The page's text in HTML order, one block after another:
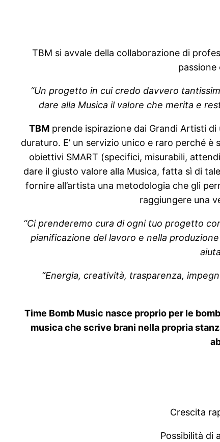
TBM si avvale della collaborazione di
passione
“Un progetto in cui credo davvero
dare alla Musica il valore che merita e
TBMprende ispirazione dai Grandi Artisti
duraturo. E’ un servizio unico e raro perché
obiettivi SMART (specifici, misurabili,
dare il giusto valore alla Musica, fatta sì di
fornire all’artista una metodologia che gli
raggiungere una
“Ci prenderemo cura di ogni tuo progetto
pianificazione del lavoro e nella
“Energia, creatività, trasparenza,
Time Bomb Music nasce proprio per le
musica che scrive brani nella propria
Crescita
Possibilità di